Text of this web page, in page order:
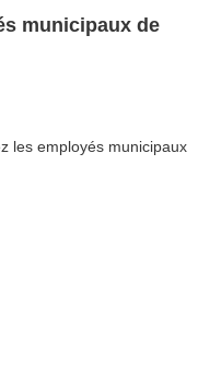
municipaux de